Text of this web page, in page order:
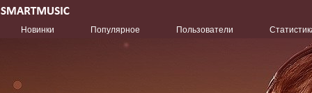
Новинки Популярное Пользователи